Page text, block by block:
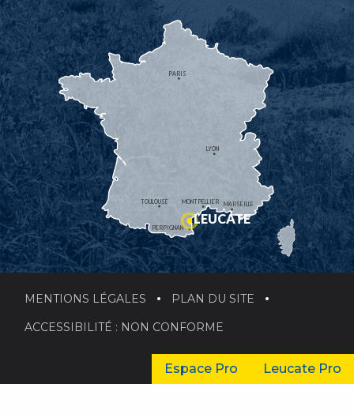
MONTPELLIER
PERPIGNAN
MARSEILLE
TOULOUSE
LYON
PARIS
LEUCATE
MENTIONS LÉGALES PLAN DU SITE
ACCESSIBILITÉ : NON CONFORME
Espace Pro Leucate Pro